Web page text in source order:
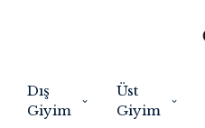
Dış
Giyim
Üst
Giyim